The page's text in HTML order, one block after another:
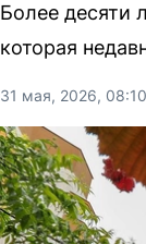
Более десяти
которая
31 мая, 2026, 08:10